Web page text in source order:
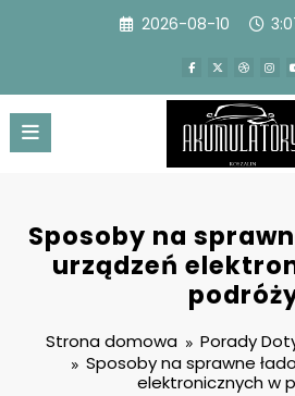
2026-08-10
Sposoby na
urządzeń
Strona domowa
Porady
Sposoby na sprawne
elektronicznych w